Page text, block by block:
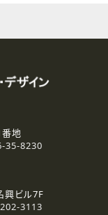
に利用いたしま
めに利用いたし
れかの方法とい
従う場合を除き、
た委託先に、個
地
35-8230
興ビル7F
3113